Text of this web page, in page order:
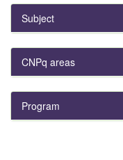
Subject
CNPq areas
Program